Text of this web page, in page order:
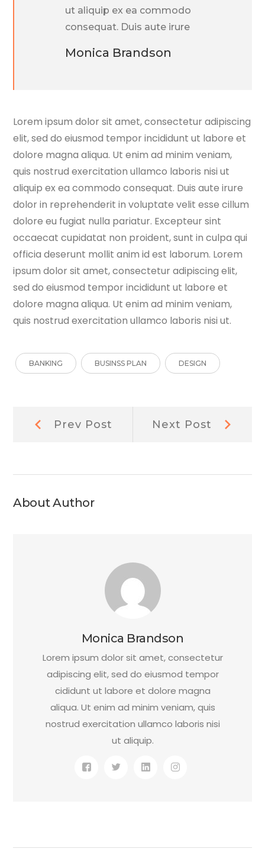
ut aliquip ex ea commodo
consequat. Duis aute irure
Monica Brandson
Lorem ipsum dolor sit amet, consectetur adipiscing
elit, sed do eiusmod tempor incididunt ut labore et
dolore magna aliqua. Ut enim ad minim veniam,
quis nostrud exercitation ullamco laboris nisi ut
aliquip ex ea commodo consequat. Duis aute irure
dolor in reprehenderit in voluptate velit esse cillum
dolore eu fugiat nulla pariatur. Excepteur sint
occaecat cupidatat non proident, sunt in culpa qui
officia deserunt mollit anim id est laborum. Lorem
ipsum dolor sit amet, consectetur adipiscing elit,
sed do eiusmod tempor incididunt ut labore et
dolore magna aliqua. Ut enim ad minim veniam,
quis nostrud exercitation ullamco laboris nisi ut.
BANKING BUSINSS PLAN DESIGN
PostPrev Post Next Post Post:
About Author
Monica Brandson
Lorem ipsum dolor sit amet, consectetur
adipiscing elit, sed do eiusmod tempor
cididunt ut labore et dolore magna
aliqua. Ut enim ad minim veniam, quis
nostrud exercitation ullamco laboris nisi
ut aliquip.